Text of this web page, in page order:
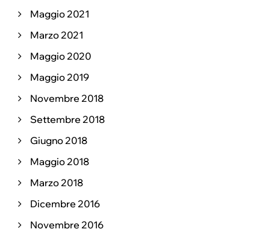
Maggio 2021
Marzo 2021
Maggio 2020
Maggio 2019
Novembre 2018
Settembre 2018
Giugno 2018
Maggio 2018
Marzo 2018
Dicembre 2016
Novembre 2016